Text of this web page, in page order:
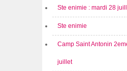
Ste enimie : mardi 28
Ste enimie
Camp Saint Antonin
juillet